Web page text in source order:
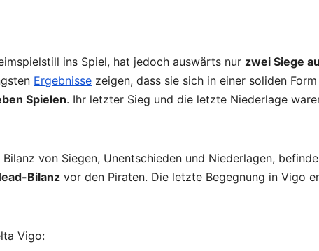
ins Spiel, hat jedoch auswärts nur zwei Siege
Ergebnisse zeigen, dass sie sich in einer soliden Form
Spielen. Ihr letzter Sieg und die letzte Niederlage
von Siegen, Unentschieden und Niederlagen,
Bilanz vor den Piraten. Die letzte Begegnung in Vigo
Vigo: